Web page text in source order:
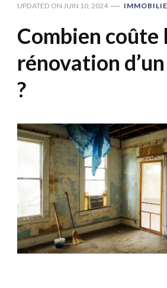
UPDATED ON JUIN 10, 2024
Combien coûte
rénovation
?